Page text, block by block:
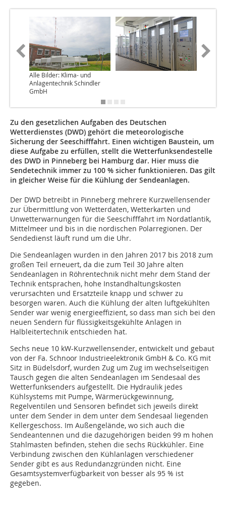
Alle Bilder: Klima- und
Anlagentechnik Schindler
GmbH
Zu den gesetzlichen Aufgaben des Deutschen
Wetterdienstes (DWD) gehört die meteorologische
Sicherung der Seeschifffahrt. Einen wichtigen Baustein, um
diese Aufgabe zu erfüllen, stellt die Wetterfunksendestelle
des DWD in Pinneberg bei Hamburg dar. Hier muss die
Sendetechnik immer zu 100 % sicher funktionieren. Das gilt
in gleicher Weise für die Kühlung der Sendeanlagen.
Der DWD betreibt in Pinneberg mehrere Kurzwellensender
zur Übermittlung von Wetterdaten, Wetterkarten und
Unwetterwarnungen für die Seeschifffahrt im Nordatlantik,
Mittelmeer und bis in die nordischen Polarregionen. Der
Sendedienst läuft rund um die Uhr.
Die Sendeanlagen wurden in den Jahren 2017 bis 2018 zum
großen Teil erneuert, da die zum Teil 30 Jahre alten
Sendeanlagen in Röhrentechnik nicht mehr dem Stand der
Technik entsprachen, hohe Instandhaltungskosten
verursachten und Ersatzteile knapp und schwer zu
besorgen waren. Auch die Kühlung der alten luftgekühlten
Sender war wenig energieeffizient, so dass man sich bei den
neuen Sendern für flüssigkeitsgekühlte Anlagen in
Halbleitertechnik entschieden hat.
Sechs neue 10 kW-Kurzwellensender, entwickelt und gebaut
von der Fa. Schnoor Industrieelektronik GmbH & Co. KG mit
Sitz in Büdelsdorf, wurden Zug um Zug im wechselseitigen
Tausch gegen die alten Sendeanlagen im Sendesaal des
Wetterfunksenders aufgestellt. Die Hydraulik jedes
Kühlsystems mit Pumpe, Wärmerückgewinnung,
Regelventilen und Sensoren befindet sich jeweils direkt
unter dem Sender in dem unter dem Sendesaal liegenden
Kellergeschoss. Im Außengelände, wo sich auch die
Sendeantennen und die dazugehörigen beiden 99 m hohen
Stahlmasten befinden, stehen die sechs Rückkühler. Eine
Verbindung zwischen den Kühlanlagen verschiedener
Sender gibt es aus Redundanzgründen nicht. Eine
Gesamtsystemverfügbarkeit von besser als 95 % ist
gegeben.